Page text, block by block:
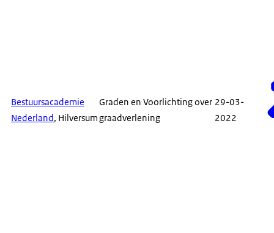
Bestuursacademie
Nederland, Hilversum
Graden en Voorlichting over
graadverlening
29-03-
2022